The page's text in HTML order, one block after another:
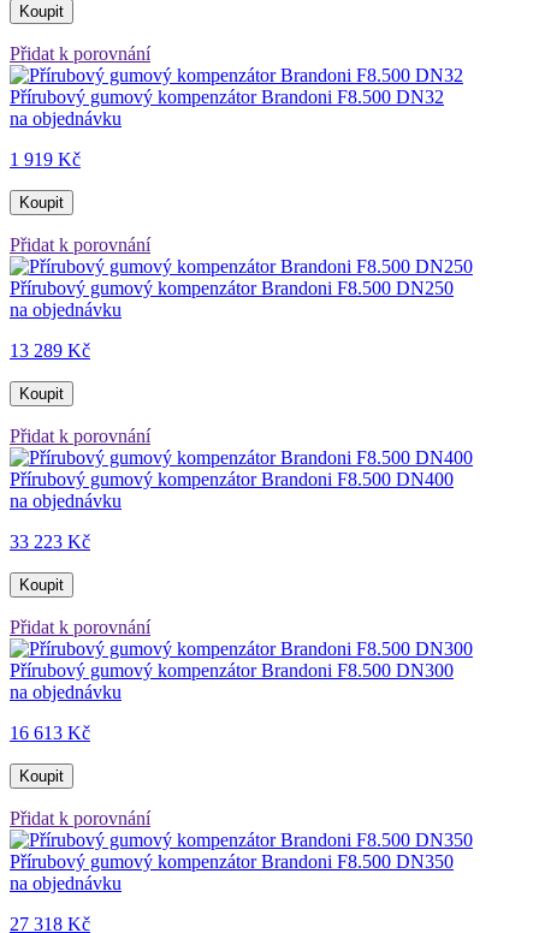
Koupit
Přidat k porovnání
Přírubový gumový kompenzátor Brandoni F8.500 DN32
na objednávku
1 919 Kč
Koupit
Přidat k porovnání
Přírubový gumový kompenzátor Brandoni F8.500 DN250
na objednávku
13 289 Kč
Koupit
Přidat k porovnání
Přírubový gumový kompenzátor Brandoni F8.500 DN400
na objednávku
33 223 Kč
Koupit
Přidat k porovnání
Přírubový gumový kompenzátor Brandoni F8.500 DN300
na objednávku
16 613 Kč
Koupit
Přidat k porovnání
Přírubový gumový kompenzátor Brandoni F8.500 DN350
na objednávku
27 318 Kč